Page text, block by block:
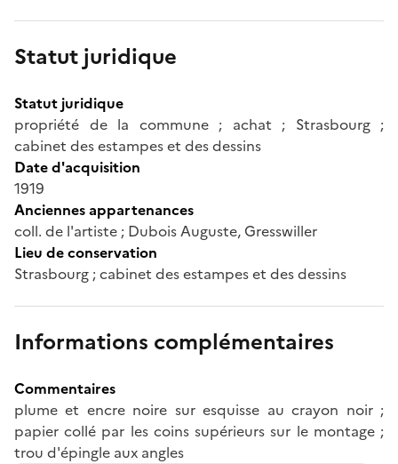
Statut juridique
Statut juridique
propriété de la commune ; achat ; Strasbourg ;
cabinet des estampes et des dessins
Date d'acquisition
1919
Anciennes appartenances
coll. de l'artiste ; Dubois Auguste, Gresswiller
Lieu de conservation
Strasbourg ; cabinet des estampes et des dessins
Informations complémentaires
Commentaires
plume et encre noire sur esquisse au crayon noir ;
papier collé par les coins supérieurs sur le montage ;
trou d'épingle aux angles